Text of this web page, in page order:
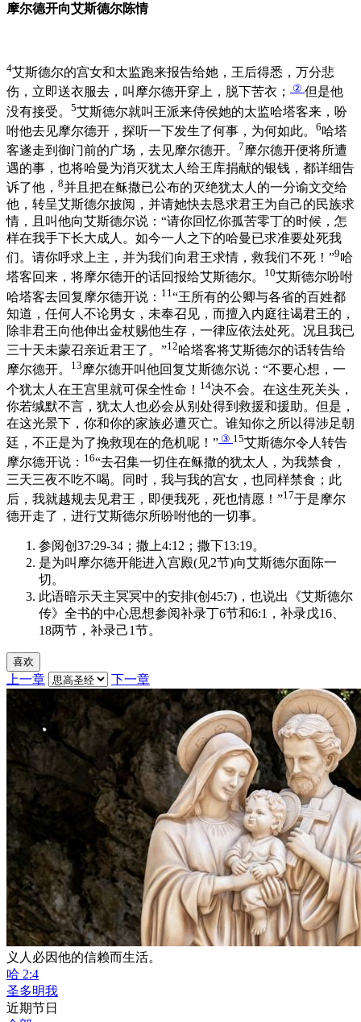
摩尔德开向艾斯德尔陈情
4艾斯德尔的宫女和太监跑来报告给她，王后得悉，万分悲
伤，立即送衣服去，叫摩尔德开穿上，脱下苦衣；
② 但是他
没有接受。 5艾斯德尔就叫王派来侍侯她的太监哈塔客来，吩
咐他去见摩尔德开，探听一下发生了何事，为何如此。 6哈塔
客遂走到御门前的广场，去见摩尔德开。 7摩尔德开便将所遭
遇的事，也将哈曼为消灭犹太人给王库捐献的银钱，都详细告
诉了他， 8并且把在稣撒已公布的灭绝犹太人的一分谕文交给
他，转呈艾斯德尔披阅，并请她快去恳求君王为自己的民族求
情，且叫他向艾斯德尔说：“请你回忆你孤苦零丁的时候，怎
样在我手下长大成人。如今一人之下的哈曼已求准要处死我
们。请你呼求上主，并为我们向君王求情，救我们不死！”9哈
塔客回来，将摩尔德开的话回报给艾斯德尔。
10艾斯德尔吩咐
哈塔客去回复摩尔德开说： 11 “王所有的公卿与各省的百姓都
知道，任何人不论男女，未奉召见，而擅入内庭往谒君王的，
除非君王向他伸出金杖赐他生存，一律应依法处死。况且我已
三十天未蒙召亲近君王了。”12哈塔客将艾斯德尔的话转告给
摩尔德开。
13摩尔德开叫他回复艾斯德尔说：“不要心想，一
个犹太人在王宫里就可保全性命！ 14决不会。在这生死关头，
你若缄默不言，犹太人也必会从别处得到救援和援助。但是，
在这光景下，你和你的家族必遭灭亡。谁知你之所以得涉足朝
廷，不正是为了挽救现在的危机呢！” ③ 15艾斯德尔令人转告
摩尔德开说： 16“去召集一切住在稣撒的犹太人，为我禁食，
三天三夜不吃不喝。同时，我与我的宫女，也同样禁食；此
后，我就越规去见君王，即便我死，死也情愿！”17于是摩尔
德开走了，进行艾斯德尔所吩咐他的一切事。
参阅创37:29-34；撒上4:12；撒下13:19。
是为叫摩尔德开能进入宫殿(见2节)向艾斯德尔面陈一
切。
此语暗示天主冥冥中的安排(创45:7)，也说出《艾斯德尔
传》全书的中心思想参阅补录丁6节和6:1，补录戊16、
18两节，补录己1节。
喜欢
上一章 下一章
义人必因他的信赖而生活。
哈 2:4
圣多明我
近期节日